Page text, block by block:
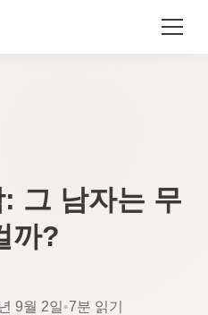
그 남자는 무
까?
9월 2일•7분 읽기